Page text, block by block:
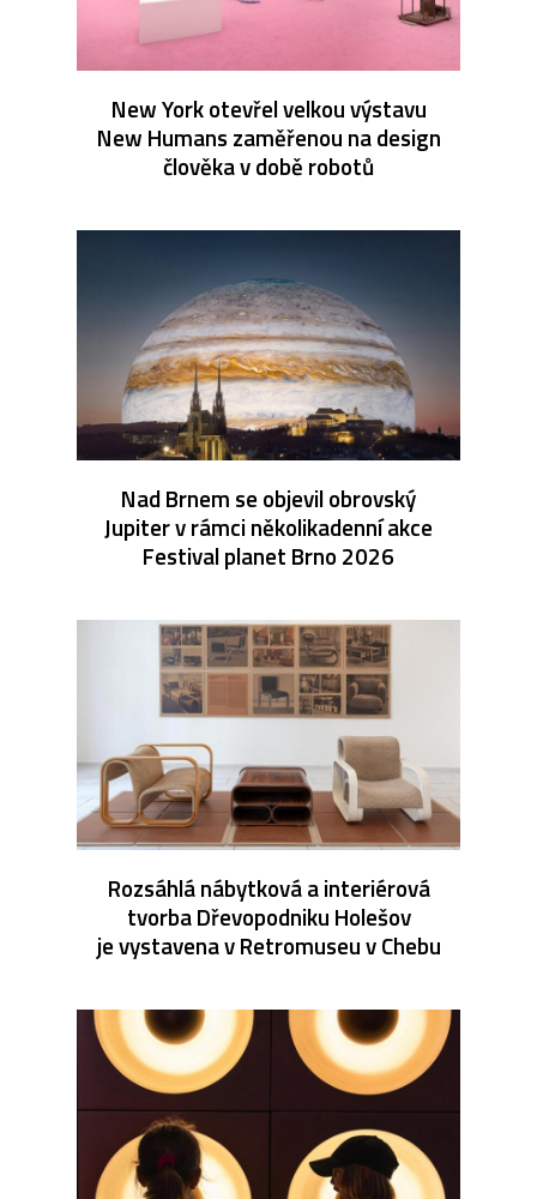
New York otevřel velkou výstavu
New Humans zaměřenou na design
člověka v době robotů
Nad Brnem se objevil obrovský
Jupiter v rámci několikadenní akce
Festival planet Brno 2026
Rozsáhlá nábytková a interiérová
tvorba Dřevopodniku Holešov
je vystavena v Retromuseu v Chebu